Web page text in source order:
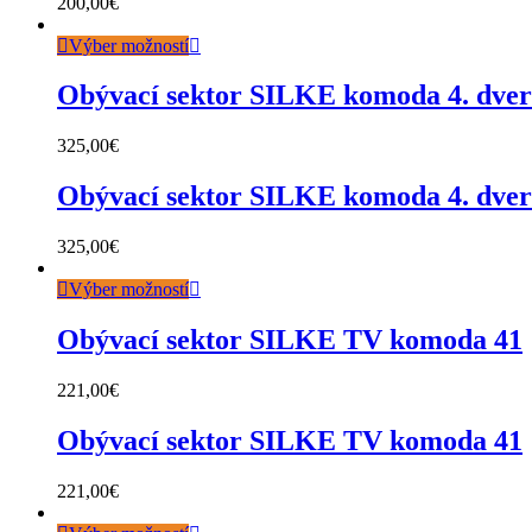
Výber možností
Obývací sektor SILKE komoda 4.
325,00€
Obývací sektor SILKE komoda 4.
325,00€
Výber možností
Obývací sektor SILKE TV komoda 41
221,00€
Obývací sektor SILKE TV komoda 41
221,00€